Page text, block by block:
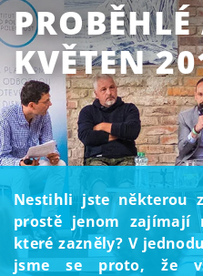
KVĚTEN
Nestihli jste některou
prostě jenom zajímají
které zazněly? V
jsme se proto, že